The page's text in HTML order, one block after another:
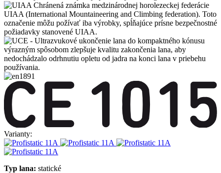
Varianty:
Typ lana: statické